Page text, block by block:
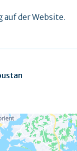
auf der Website.